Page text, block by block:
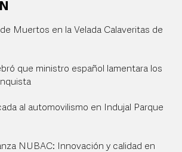
Muertos en la Velada Calaveritas de
que ministro español lamentara los
al automovilismo en Indujal Parque
NUBAC: Innovación y calidad en